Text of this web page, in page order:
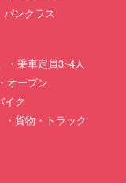
バンクラス
乗車定員3~4人
オープン
イク
貨物・トラック